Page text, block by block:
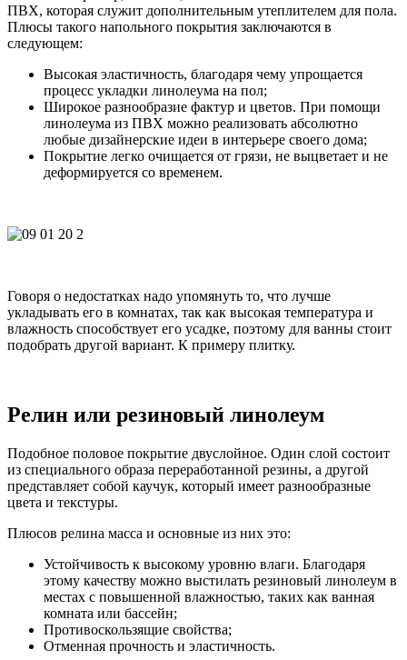
ПВХ, которая служит дополнительным утеплителем для пола.
Плюсы такого напольного покрытия заключаются в
следующем:
Высокая эластичность, благодаря чему упрощается
процесс укладки линолеума на пол;
Широкое разнообразие фактур и цветов. При помощи
линолеума из ПВХ можно реализовать абсолютно
любые дизайнерские идеи в интерьере своего дома;
Покрытие легко очищается от грязи, не выцветает и не
деформируется со временем.
Говоря о недостатках надо упомянуть то, что лучше
укладывать его в комнатах, так как высокая температура и
влажность способствует его усадке, поэтому для ванны стоит
подобрать другой вариант. К примеру плитку.
Релин или резиновый линолеум
Подобное половое покрытие двуслойное. Один слой состоит
из специального образа переработанной резины, а другой
представляет собой каучук, который имеет разнообразные
цвета и текстуры.
Плюсов релина масса и основные из них это:
Устойчивость к высокому уровню влаги. Благодаря
этому качеству можно выстилать резиновый линолеум в
местах с повышенной влажностью, таких как ванная
комната или бассейн;
Противоскользящие свойства;
Отменная прочность и эластичность.